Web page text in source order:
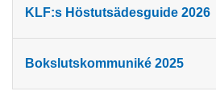
KLF:s Höstutsädesguide 2026
Bokslutskommuniké 2025